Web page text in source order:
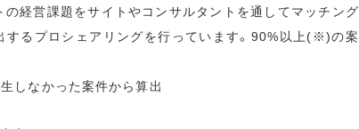
経営課題をサイトやコンサルタントを通してマッチング
するプロシェアリングを行っています。90%以上(※)の案
しなかった案件から算出